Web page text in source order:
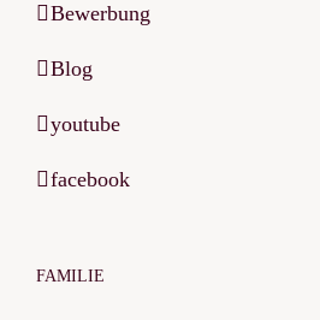
Bewerbung
Blog
youtube
facebook
FAMILIE